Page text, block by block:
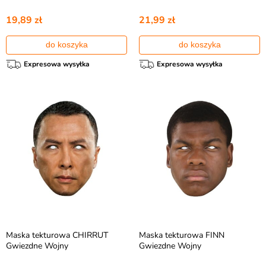
19,89 zł
do koszyka
Expresowa wysyłka
21,99 zł
do koszyka
Expresowa wysyłka
Maska tekturowa CHIRRUT
Gwiezdne Wojny
Maska tekturowa FINN
Gwiezdne Wojny